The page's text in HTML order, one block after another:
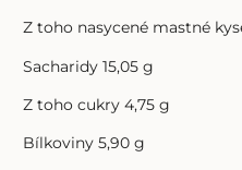
Z toho nasycené mastné
Sacharidy 15,05 g
Z toho cukry 4,75 g
Bílkoviny 5,90 g